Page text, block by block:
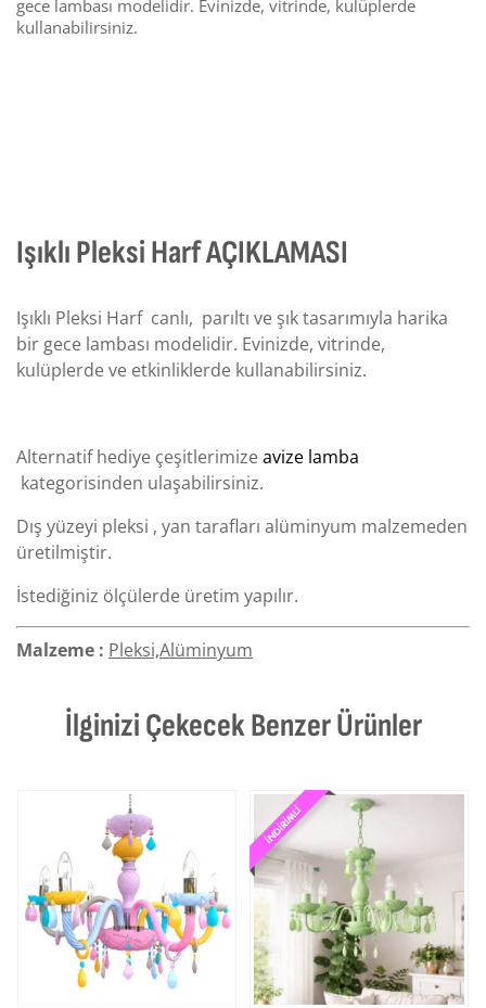
gece lambası modelidir. Evinizde, vitrinde, kulüplerde
kullanabilirsiniz.
Işıklı Pleksi Harf AÇIKLAMASI
Işıklı Pleksi Harf canlı, parıltı ve şık tasarımıyla harika
bir gece lambası modelidir. Evinizde, vitrinde,
kulüplerde ve etkinliklerde kullanabilirsiniz.
Alternatif hediye çeşitlerimizeavize lamba
kategorisinden ulaşabilirsiniz.
Dış yüzeyi pleksi , yan tarafları alüminyum malzemeden
üretilmiştir.
İstediğiniz ölçülerde üretim yapılır.
Malzeme : Pleksi,Alüminyum
İlginizi Çekecek Benzer Ürünler